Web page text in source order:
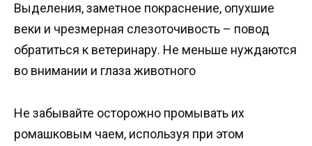
Выделения, заметное покраснение, опухшие
веки и чрезмерная слезоточивость – повод
обратиться к ветеринару. Не меньше нуждаются
во внимании и глаза животного
Не забывайте осторожно промывать их
ромашковым чаем, используя при этом